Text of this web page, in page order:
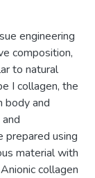
engineering
composition,
to natural
I collagen, the
body and
using
material with
collagen